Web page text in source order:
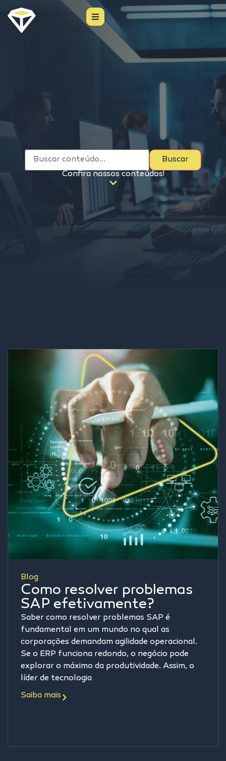
Buscar
Confira nossos conteúdos!
Blog
Como resolver problemas
SAP efetivamente?
Saber como resolver problemas SAP é
fundamental em um mundo no qual as
corporações demandam agilidade operacional.
Se o ERP funciona redondo, o negócio pode
explorar o máximo da produtividade. Assim, o
líder de tecnologia
Saiba mais